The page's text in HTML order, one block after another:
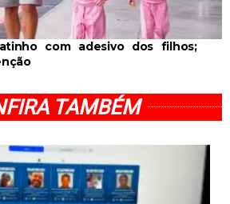
com adesivo dos filhos;
TAMBÉM